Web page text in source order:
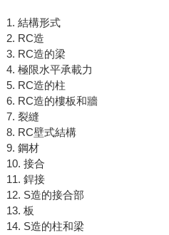
1. 結構形式
2. RC造
3. RC造的梁
4. 極限水平承載力
5. RC造的柱
6. RC造的樓板和牆
7. 裂縫
8. RC壁式結構
9. 鋼材
10. 接合
11. 銲接
12. S造的接合部
13. 板
14. S造的柱和梁